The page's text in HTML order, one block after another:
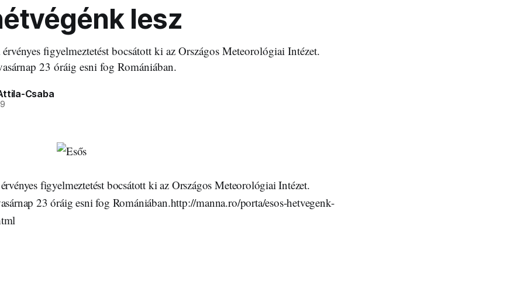
lesz
érvényes figyelmeztetést bocsátott ki az Országos Meteorológiai Intézet.
23 óráig esni fog Romániában.
Csaba
figyelmeztetést bocsátott ki az Országos Meteorológiai Intézet.
23 óráig esni fog Romániában.http://manna.ro/porta/esos-hetvegenk-